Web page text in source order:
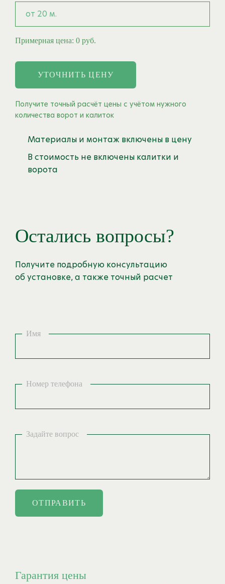
от 20 м.
Примерная цена: 0 руб.
УТОЧНИТЬ ЦЕНУ
Получите точный расчёт цены с учётом нужного
количества ворот и калиток
Материалы и монтаж включены в цену
В стоимость не включены калитки и
ворота
Остались вопросы?
Получите подробную консультацию
об установке, а также точный расчет
Имя
Номер телефона
Задайте вопрос
ОТПРАВИТЬ
Гарантия цены